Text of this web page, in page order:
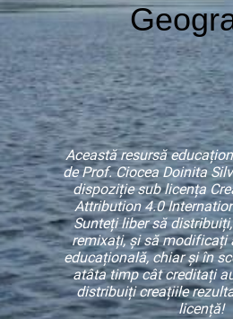
Această resursă
de Prof. Ciocea Doinita
dispoziție sub licența
Attribution 4.0
Sunteți liber să
remixați, și să modificați
educațională, chiar și în
atâta timp cât creditați
distribuiți creațiile
licență!